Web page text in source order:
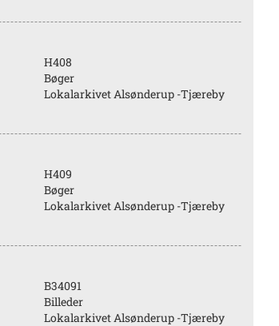
H408
Bøger
Lokalarkivet Alsønderup -Tjæreby
H409
Bøger
Lokalarkivet Alsønderup -Tjæreby
B34091
Billeder
Lokalarkivet Alsønderup -Tjæreby